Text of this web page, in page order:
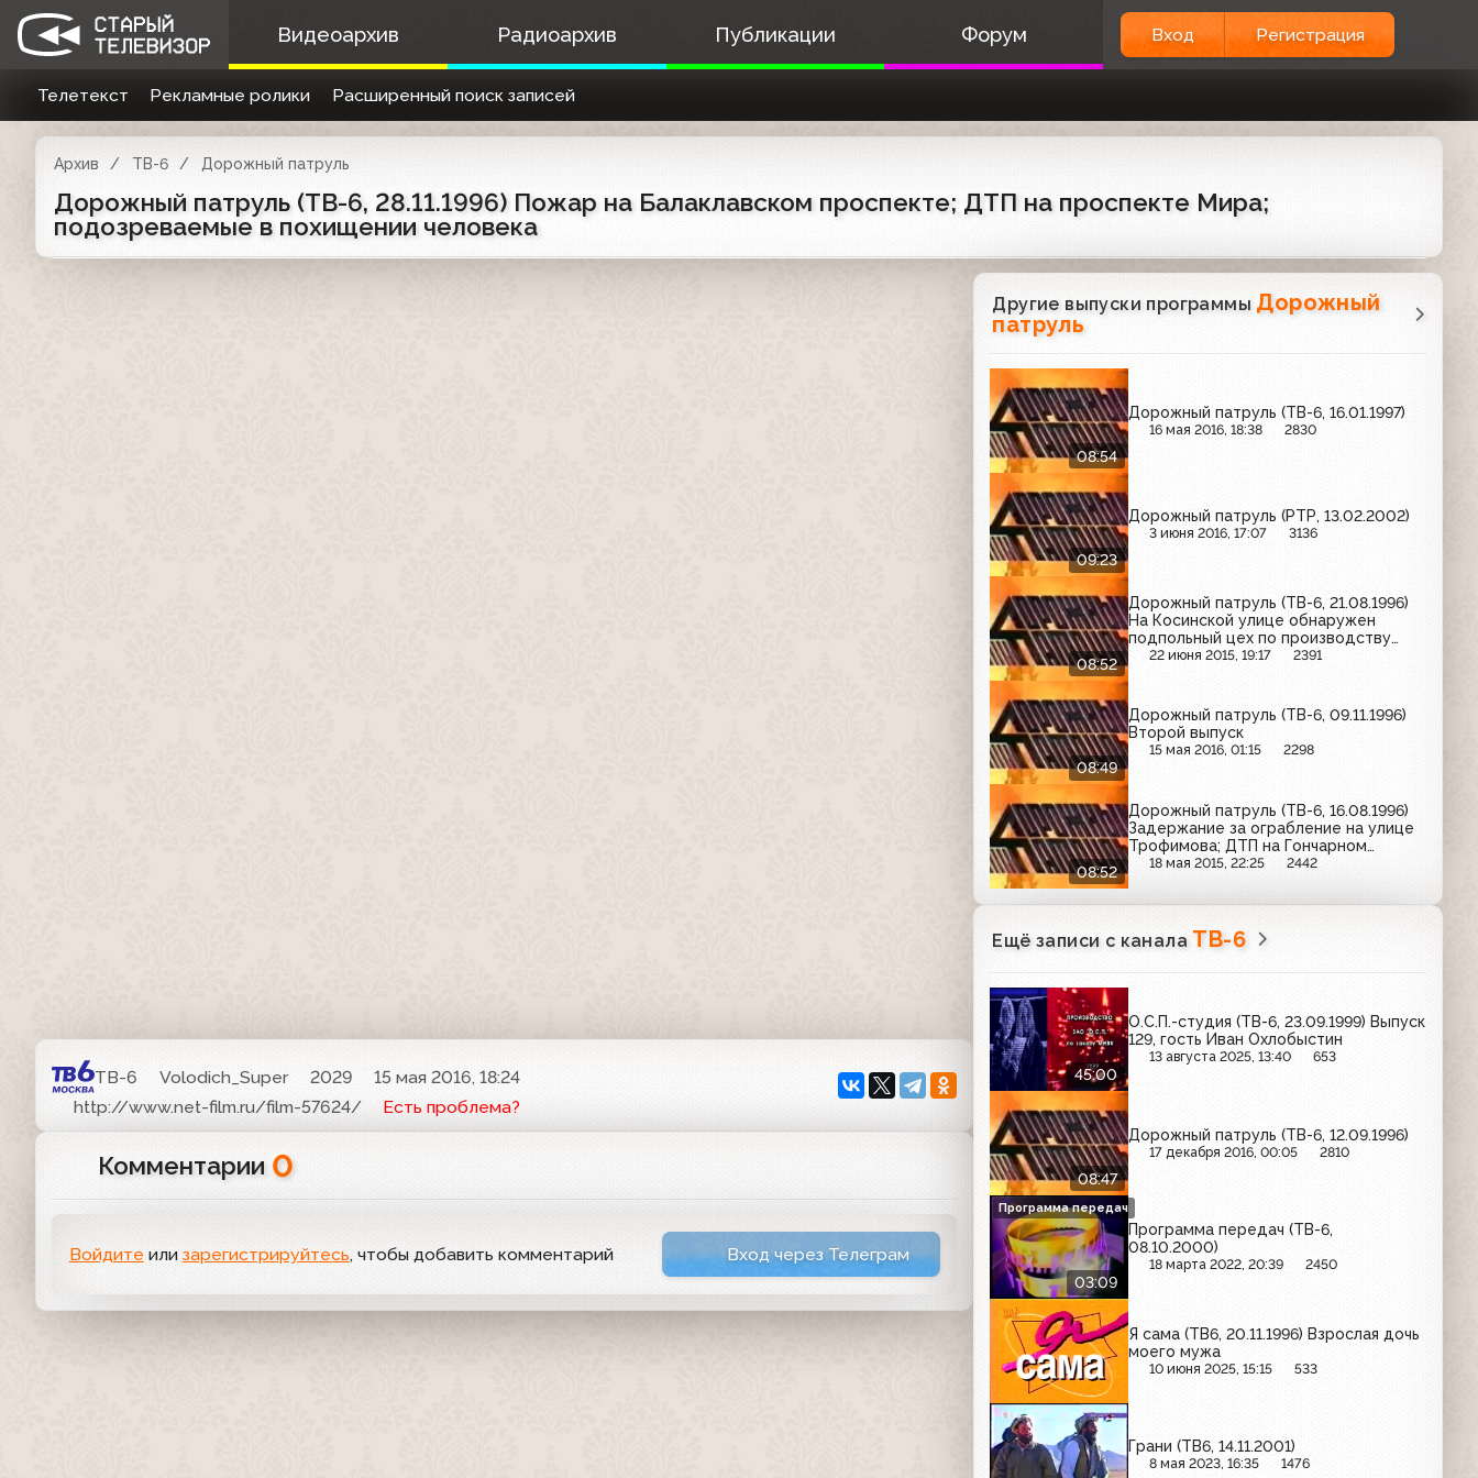
Видеоархив Радиоархив Публикации Форум Вход Регистрация
Телетекст Рекламные ролики Расширенный поиск записей
Архив ТВ-6 Дорожный патруль
Дорожный патруль (ТВ-6, 28.11.1996) Пожар на Балаклавском проспекте; ДТП на проспекте Мира;
подозреваемые в похищении человека
ТВ-6 Volodich_Super 2029
15 мая 2016, 18:24
http://www.net-film.ru/film-57624/
Есть проблема?
Комментарии 0
Войдите или зарегистрируйтесь, чтобы добавить комментарий Вход через Телеграм
Другие выпуски программы Дорожный
патруль
08:54
Дорожный патруль (ТВ-6, 16.01.1997)
16 мая 2016, 18:38 2830
09:23
Дорожный патруль (РТР, 13.02.2002)
3 июня 2016, 17:07 3136
08:52
Дорожный патруль (ТВ-6, 21.08.1996)
На Косинской улице обнаружен
подпольный цех по производству
спиртных напитков; ДТП на 1-м
22 июня 2015, 19:17 2391
08:49
Дорожный патруль (ТВ-6, 09.11.1996)
Второй выпуск
15 мая 2016, 01:15 2298
08:52
Дорожный патруль (ТВ-6, 16.08.1996)
Задержание за ограбление на улице
Трофимова; ДТП на Гончарном
проезде; задержание за ограбление
18 мая 2015, 22:25 2442
Ещё записи с канала ТВ-6
45:00
О.С.П.-студия (ТВ-6, 23.09.1999) Выпуск
129, гость Иван Охлобыстин
13 августа 2025, 13:40 653
08:47
Дорожный патруль (ТВ-6, 12.09.1996)
17 декабря 2016, 00:05 2810
03:09
Программа передач (ТВ-6,
08.10.2000)
18 марта 2022, 20:39 2450
Программа передач
Я сама (ТВ6, 20.11.1996) Взрослая дочь
моего мужа
10 июня 2025, 15:15 533
Грани (ТВ6, 14.11.2001)
8 мая 2023, 16:35 1476